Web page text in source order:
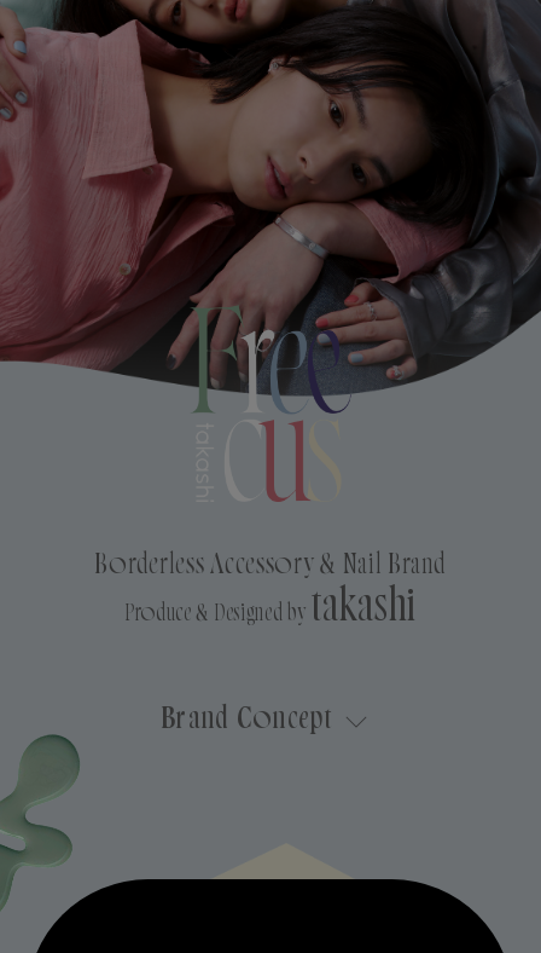
Borderless Accessory & Nail Brand
Produce & Designed by takashi
Brand Concept expand_more
誰もが自由に楽しめるスタイルを提案
金属アレルギーに配慮したニッケルフリーなど、